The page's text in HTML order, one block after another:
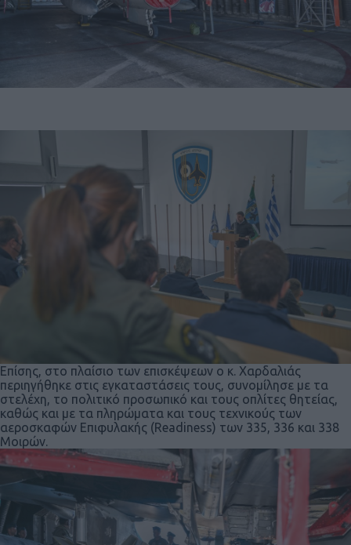
Επίσης, στο πλαίσιο των επισκέψεων ο κ. Χαρδαλιάς
περιηγήθηκε στις εγκαταστάσεις τους, συνομίλησε με τα
στελέχη, το πολιτικό προσωπικό και τους οπλίτες θητείας,
καθώς και με τα πληρώματα και τους τεχνικούς των
αεροσκαφών Επιφυλακής (Readiness) των 335, 336 και 338
Μοιρών.